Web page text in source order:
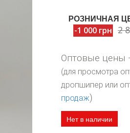
РОЗНИЧНАЯ
-1 000 грн 2
Оптовые цены
(для просмотра
дропшипер или
продаж)
Нет в наличии